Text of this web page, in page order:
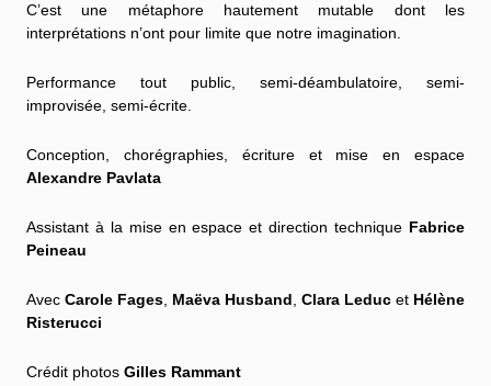
C’est une métaphore hautement mutable dont les
interprétations n’ont pour limite que notre imagination.
Performance tout public, semi-déambulatoire, semi-
improvisée, semi-écrite.
Conception, chorégraphies, écriture et mise en espace
Alexandre Pavlata
Assistant à la mise en espace et direction technique Fabrice
Peineau
Avec Carole Fages, Maëva Husband, Clara Leduc et Hélène
Risterucci
Crédit photos Gilles Rammant